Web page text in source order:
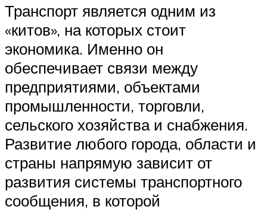
Транспорт является одним из
«китов», на которых стоит
экономика. Именно он
обеспечивает связи между
предприятиями, объектами
промышленности, торговли,
сельского хозяйства и снабжения.
Развитие любого города, области и
страны напрямую зависит от
развития системы транспортного
сообщения, в которой